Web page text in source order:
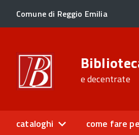
Comune di Reggio Emilia
e decentrate
cataloghi come fare